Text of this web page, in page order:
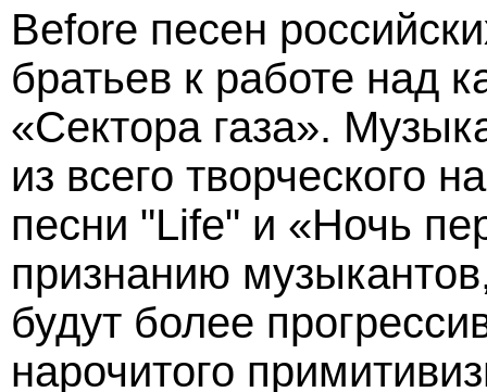
Before песен
братьев к работе над
«Сектора газа».
из всего творческого
песни "Life" и «Ночь
признанию
будут более
нарочитого